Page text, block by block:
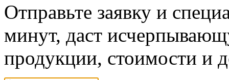
Отправьте заявку и
минут, даст
продукции, стоимости и